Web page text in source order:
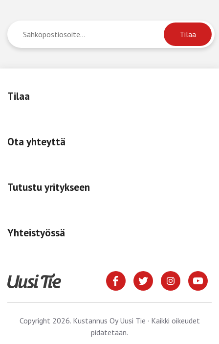
Tilaa
Ota yhteyttä
Tutustu yritykseen
Yhteistyössä
Copyright 2026. Kustannus Oy Uusi Tie · Kaikki oikeudet
pidätetään.